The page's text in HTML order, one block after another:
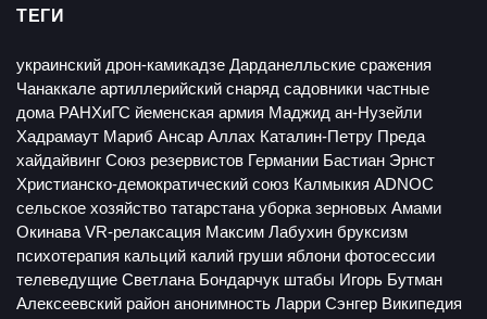
ТЕГИ
украинский дрон-камикадзе Дарданелльские сражения
Чанаккале артиллерийский снаряд садовники частные
дома РАНХиГС йеменская армия Маджид ан-Нузейли
Хадрамаут Мариб Ансар Аллах Каталин-Петру Преда
хайдайвинг Союз резервистов Германии Бастиан Эрнст
Христианско-демократический союз Калмыкия ADNOC
сельское хозяйство татарстана уборка зерновых Амами
Окинава VR-релаксация Максим Лабухин бруксизм
психотерапия кальций калий груши яблони фотосессии
телеведущие Светлана Бондарчук штабы Игорь Бутман
Алексеевский район анонимность Ларри Сэнгер Википедия